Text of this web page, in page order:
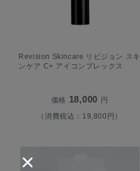
Revision Skincare リビジョン スキ
ンケア C+ アイコンプレックス
価格 18,000 円
（消費税込：19,800円）